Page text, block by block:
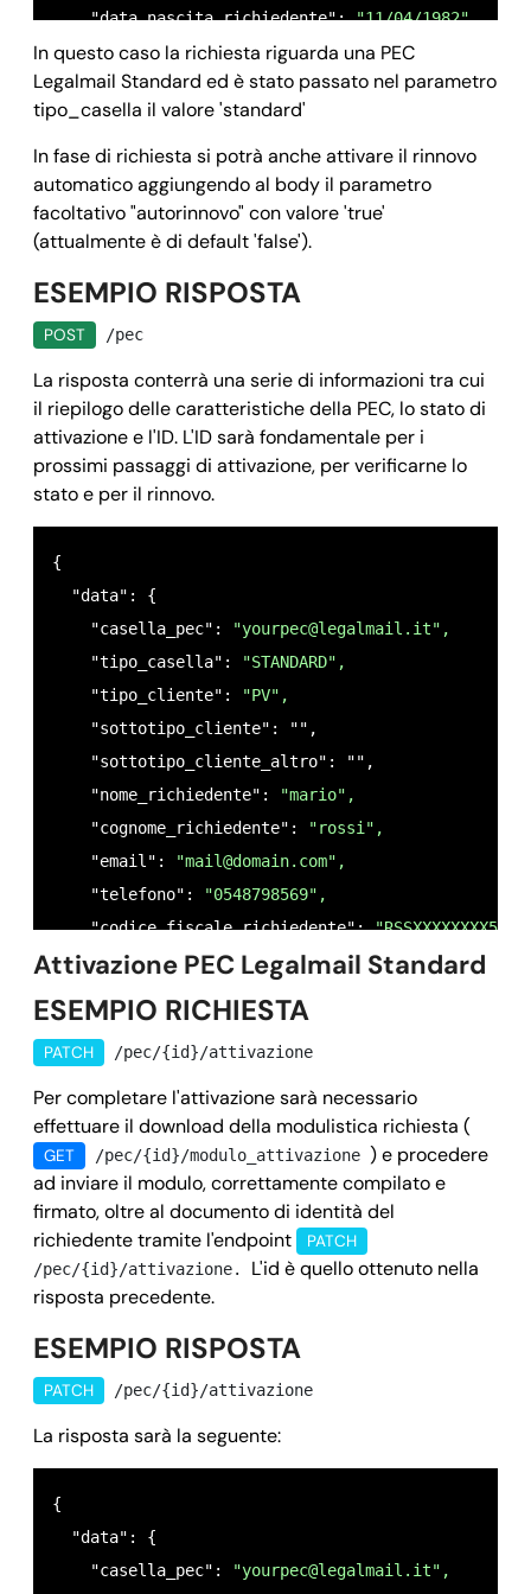
    "data_nascita_richiedente":
"11/04/1982",
    "sesso_richiedente":
"M",
    "nazione_nascita_richiedente":
"IT",
    "provincia_nascita_richiedente":
    "denominazione_titolare": "",
    "cf_piva_titolare": "",
    "indirizzo_titolare":
"via verdi 20",
    "comune_titolare":
"roma",
    "cap_titolare":
"00042",
    "provincia_titolare":
    "callback": {
"url": "https://your_domain.it/
      "field": "data"
In questo caso la richiesta riguarda una PEC
Legalmail Standard ed è stato passato nel parametro
tipo_casella il valore 'standard'
In fase di richiesta si potrà anche attivare il rinnovo
automatico aggiungendo al body il parametro
facoltativo "autorinnovo" con valore 'true'
(attualmente è di default 'false').
ESEMPIO RISPOSTA
POST /pec
La risposta conterrà una serie di informazioni tra cui
il riepilogo delle caratteristiche della PEC, lo stato di
attivazione e l'ID. L'ID sarà fondamentale per i
prossimi passaggi di attivazione, per verificarne lo
stato e per il rinnovo.
{
  "data": {
    "casella_pec":
"yourpec@legalmail.it",
    "tipo_casella":
"STANDARD",
    "tipo_cliente":
"PV",
    "sottotipo_cliente": "",
    "sottotipo_cliente_altro": "",
    "nome_richiedente":
"mario",
    "cognome_richiedente":
"rossi",
    "email":
"mail@domain.com",
    "telefono":
"0548798569",
    "codice_fiscale_richiedente":
    "data_nascita_richiedente":
"11/04/1982",
    "nazione_nascita_richiedente":
    "provincia_nascita_richiedente":
    "denominazione_titolare": "",
    "cf_piva_titolare": "",
    "indirizzo_titolare":
"via verdi 20",
    "comune_titolare":
"roma",
    "cap_titolare":
"00042",
    "nazione_titolare":
"IT",
    "provincia_titolare":
      "url":
"https://your_domain.it/
      "field":
"data",
      "method":
Attivazione PEC Legalmail Standard
ESEMPIO RICHIESTA
PATCH /pec/{id}/attivazione
Per completare l'attivazione sarà necessario
effettuare il download della modulistica richiesta (
GET /pec/{id}/modulo_attivazione ) e procedere
ad inviare il modulo, correttamente compilato e
firmato, oltre al documento di identità del
richiedente tramite l'endpoint
PATCH
/pec/{id}/attivazione. L'id è quello ottenuto nella
risposta precedente.
ESEMPIO RISPOSTA
PATCH /pec/{id}/attivazione
La risposta sarà la seguente:
{
  "data": {
    "casella_pec":
"yourpec@legalmail.it",